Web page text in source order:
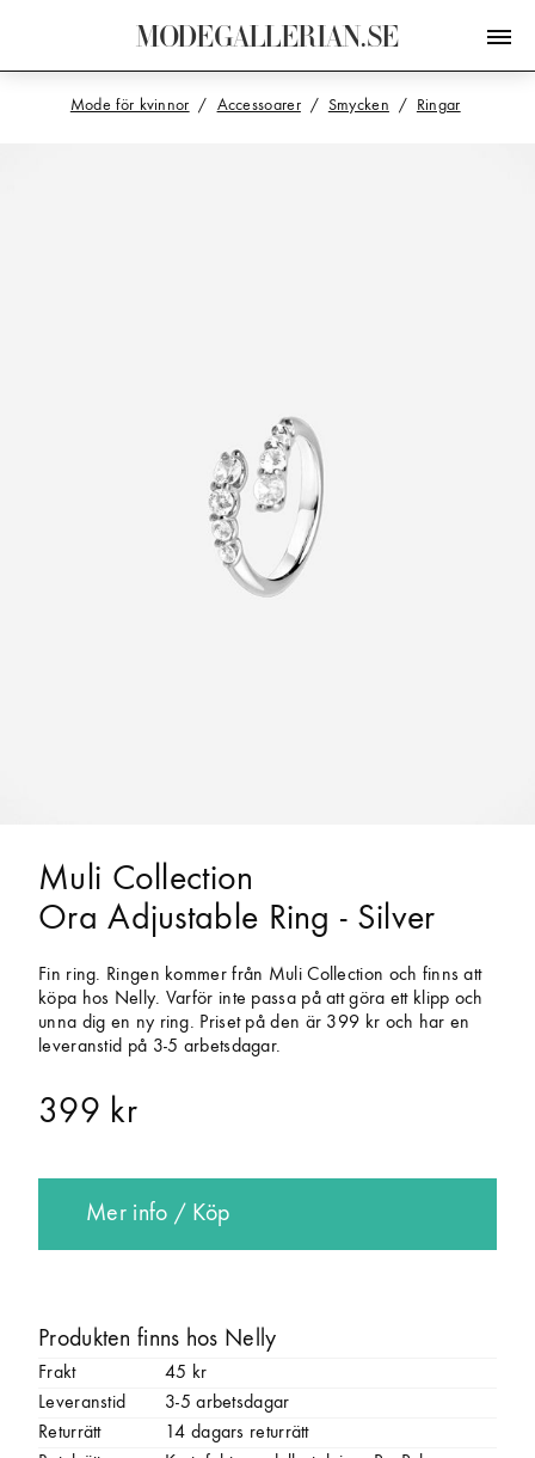
MODEGALLERIAN.SE
Mode för kvinnor Accessoarer Smycken Ringar
Muli Collection
Ora Adjustable Ring - Silver
Fin ring. Ringen kommer från Muli Collection och finns att
köpa hos Nelly. Varför inte passa på att göra ett klipp och
unna dig en ny ring. Priset på den är 399 kr och har en
leveranstid på 3-5 arbetsdagar.
399 kr
Mer info / Köp
Produkten finns hos Nelly
Frakt
45 kr
Leveranstid
3-5 arbetsdagar
Returrätt
14 dagars returrätt